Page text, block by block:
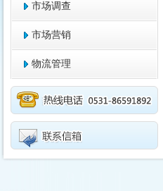
市场调查
市场营销
物流管理